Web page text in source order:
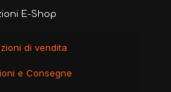
E-Shop
di vendita
e Consegne